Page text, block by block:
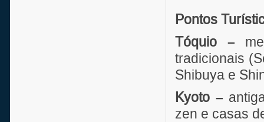
Pontos
Tóquio –
tradicionais
Shibuya e
Kyoto –
zen e casas